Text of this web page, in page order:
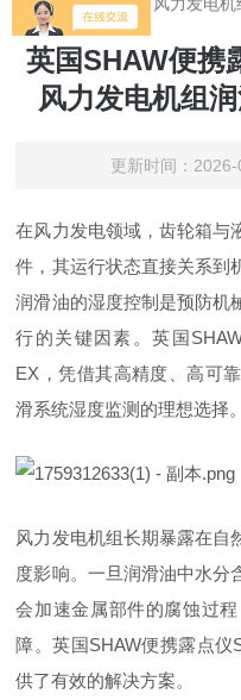
英国SHAW便携
风力发电机组
更新时间：
在风力发电领域，齿轮箱与
件，其运行状态直接关系到
润滑油的湿度控制是预防机
行的关键因素。英国
EX，凭借其高精度、高可
滑系统湿度监测的理想选择。
风力发电机组长期暴露在自
度影响。一旦润滑油中水分
会加速金属部件的腐蚀过
障。英国SHAW便携露点
供了有效的解决方案。